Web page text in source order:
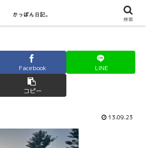
Facebook LINE
コピー
13.09.23
検索